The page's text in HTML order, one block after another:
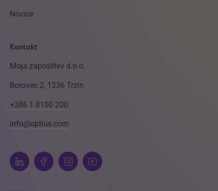
Novice
Kontakt
Moja zaposlitev d.o.o.
Borovec 2, 1236 Trzin
+386 1 8100 200
info@optius.com